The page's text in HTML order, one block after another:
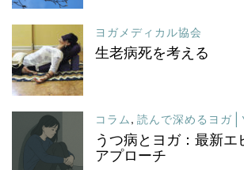
ヨガメディカル協会
生老病死を考える
コラム, 読んで深めるヨガ |
うつ病とヨガ：最新
アプローチ